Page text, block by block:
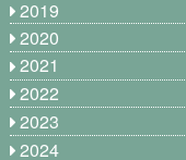
2019
2020
2021
2022
2023
2024